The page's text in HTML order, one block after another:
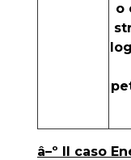
o
â–º Il caso